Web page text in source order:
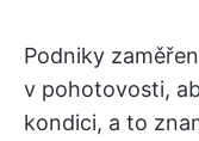
Podniky
v pohotovosti,
kondici, a to